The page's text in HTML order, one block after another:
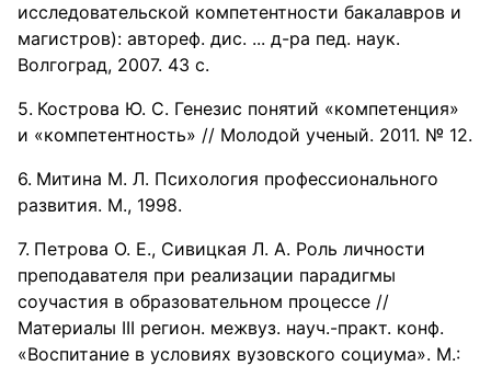
исследовательской компетентности бакалавров и
магистров): автореф. дис. ... д-ра пед. наук.
Волгоград, 2007. 43 с.
Кострова Ю. С. Генезис понятий «компетенция»
и «компетентность» // Молодой ученый. 2011. № 12.
Митина М. Л. Психология профессионального
развития. М., 1998.
Петрова О. Е., Сивицкая Л. А. Роль личности
преподавателя при реализации парадигмы
соучастия в образовательном процессе //
Материалы III регион. межвуз. науч.-практ. конф.
«Воспитание в условиях вузовского социума». М.: